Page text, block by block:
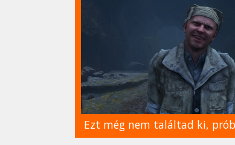
Ezt még nem találtad ki,